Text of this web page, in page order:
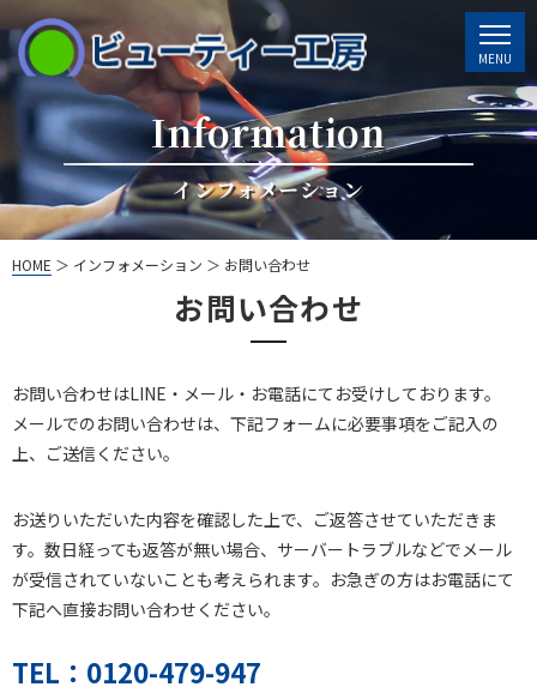
Information
インフォメーション
HOME ＞ インフォメーション ＞ お問い合わせ
お問い合わせ
お問い合わせはLINE・メール・お電話にてお受けしております。
メールでのお問い合わせは、下記フォームに必要事項をご記入の
上、ご送信ください。
お送りいただいた内容を確認した上で、ご返答させていただきま
す。数日経っても返答が無い場合、サーバートラブルなどでメール
が受信されていないことも考えられます。お急ぎの方はお電話にて
下記へ直接お問い合わせください。
TEL：0120-479-947